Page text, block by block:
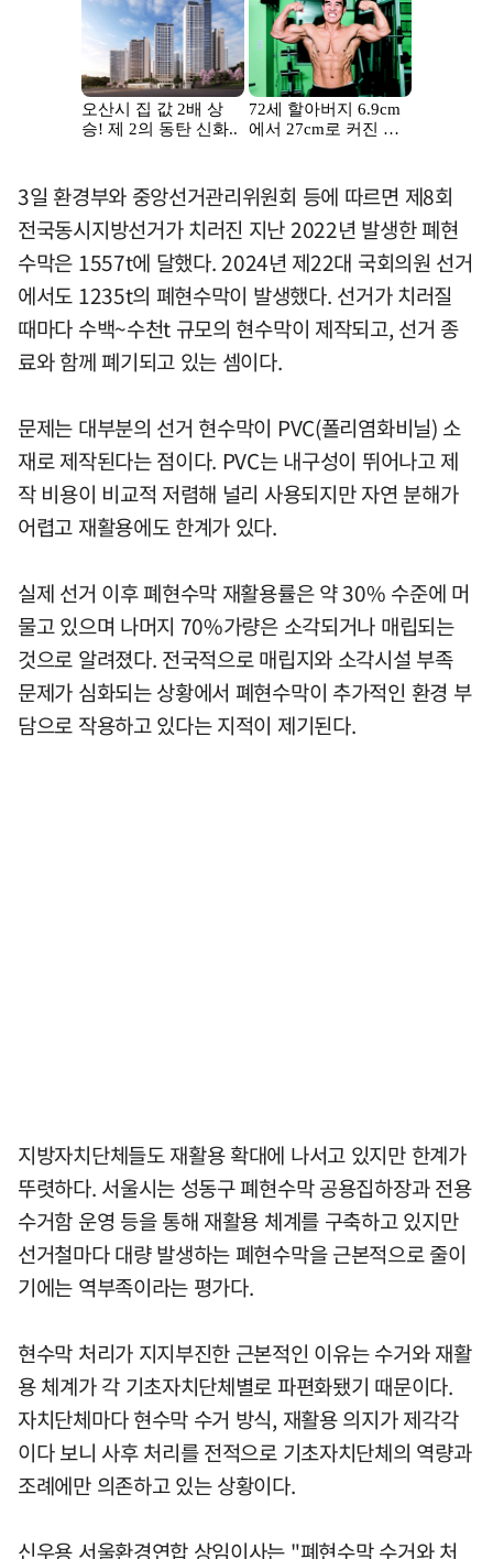
3일 환경부와 중앙선거관리위원회 등에 따르면 제8회
전국동시지방선거가 치러진 지난 2022년 발생한 폐현
수막은 1557t에 달했다. 2024년 제22대 국회의원 선거
에서도 1235t의 폐현수막이 발생했다. 선거가 치러질
때마다 수백~수천t 규모의 현수막이 제작되고, 선거 종
료와 함께 폐기되고 있는 셈이다.
문제는 대부분의 선거 현수막이 PVC(폴리염화비닐) 소
재로 제작된다는 점이다. PVC는 내구성이 뛰어나고 제
작 비용이 비교적 저렴해 널리 사용되지만 자연 분해가
어렵고 재활용에도 한계가 있다.
실제 선거 이후 폐현수막 재활용률은 약 30% 수준에 머
물고 있으며 나머지 70%가량은 소각되거나 매립되는
것으로 알려졌다. 전국적으로 매립지와 소각시설 부족
문제가 심화되는 상황에서 폐현수막이 추가적인 환경 부
담으로 작용하고 있다는 지적이 제기된다.
지방자치단체들도 재활용 확대에 나서고 있지만 한계가
뚜렷하다. 서울시는 성동구 폐현수막 공용집하장과 전용
수거함 운영 등을 통해 재활용 체계를 구축하고 있지만
선거철마다 대량 발생하는 폐현수막을 근본적으로 줄이
기에는 역부족이라는 평가다.
현수막 처리가 지지부진한 근본적인 이유는 수거와 재활
용 체계가 각 기초자치단체별로 파편화됐기 때문이다.
자치단체마다 현수막 수거 방식, 재활용 의지가 제각각
이다 보니 사후 처리를 전적으로 기초자치단체의 역량과
조례에만 의존하고 있는 상황이다.
신우용 서울환경연합 상임이사는 "폐현수막 수거와 처